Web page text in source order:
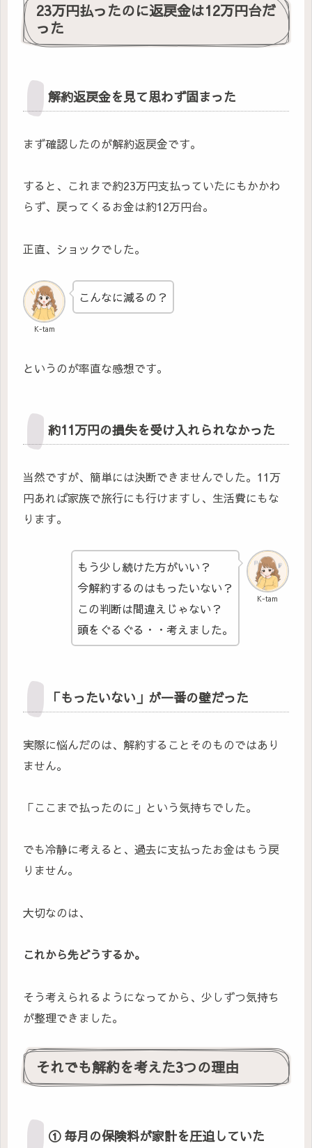
23万円払ったのに返戻金は12万円台だ
った
解約返戻金を見て思わず固まった
まず確認したのが解約返戻金です。
すると、これまで約23万円支払っていたにもかかわ
らず、戻ってくるお金は約12万円台。
正直、ショックでした。
K-tam
こんなに減るの？
というのが率直な感想です。
約11万円の損失を受け入れられなかった
当然ですが、簡単には決断できませんでした。11万
円あれば家族で旅行にも行けますし、生活費にもな
ります。
K-tam
もう少し続けた方がいい？
今解約するのはもったいない？
この判断は間違えじゃない？
頭をぐるぐる・・考えました。
「もったいない」が一番の壁だった
実際に悩んだのは、解約することそのものではあり
ません。
「ここまで払ったのに」という気持ちでした。
でも冷静に考えると、過去に支払ったお金はもう戻
りません。
大切なのは、
これから先どうするか。
そう考えられるようになってから、少しずつ気持ち
が整理できました。
それでも解約を考えた3つの理由
① 毎月の保険料が家計を圧迫していた